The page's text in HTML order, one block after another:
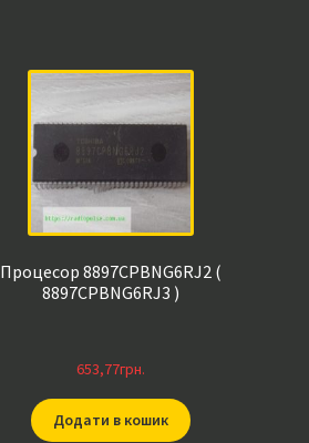
Процесор 8897CPBNG6RJ2 (
8897CPBNG6RJ3 )
653,77грн.
Додати в кошик